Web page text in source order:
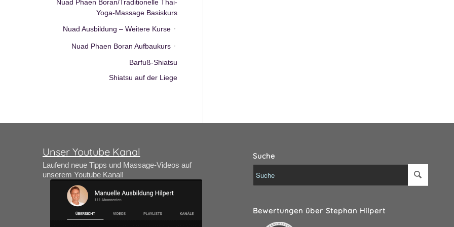
Nuad Phaen Boran/Traditionelle Thai-
Yoga-Massage Basiskurs
Nuad Ausbildung – Weitere Kurse
Nuad Phaen Boran Aufbaukurs
Barfuß-Shiatsu
Shiatsu auf der Liege
Unser Youtube Kanal
Laufend neue Tipps und Massage-Videos auf
unserem Youtube Kanal!
Suche
Bewertungen über Stephan Hilpert